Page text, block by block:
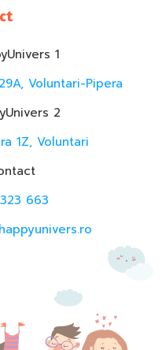
1
Voluntari-Pipera
2
1Z, Voluntari
663